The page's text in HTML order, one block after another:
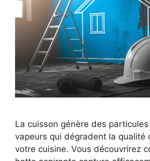
La cuisson génère des
vapeurs qui dégradent la qualité
votre cuisine. Vous découvrirez